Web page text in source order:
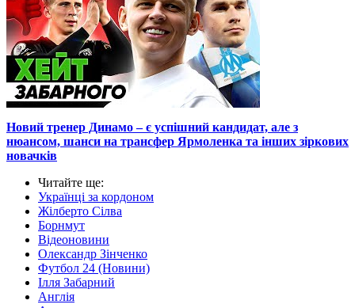
Новий тренер Динамо – є успішний кандидат, але з
нюансом, шанси на трансфер Ярмоленка та інших зіркових
новачків
Читайте ще:
Українці за кордоном
Жілберто Сілва
Борнмут
Відеоновини
Олександр Зінченко
Футбол 24 (Новини)
Ілля Забарний
Англія